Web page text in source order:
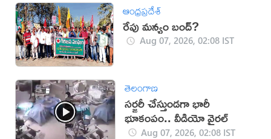
ఆంధ్రప్రదేశ్
రేపు మన్యం బంద్‌?
Aug 07, 2026, 02:08 IST
తెలంగాణ
సర్జరీ చేస్తుండగా భారీ
భూకంపం.. వీడియో వైరల్
Aug 07, 2026, 02:08 IST